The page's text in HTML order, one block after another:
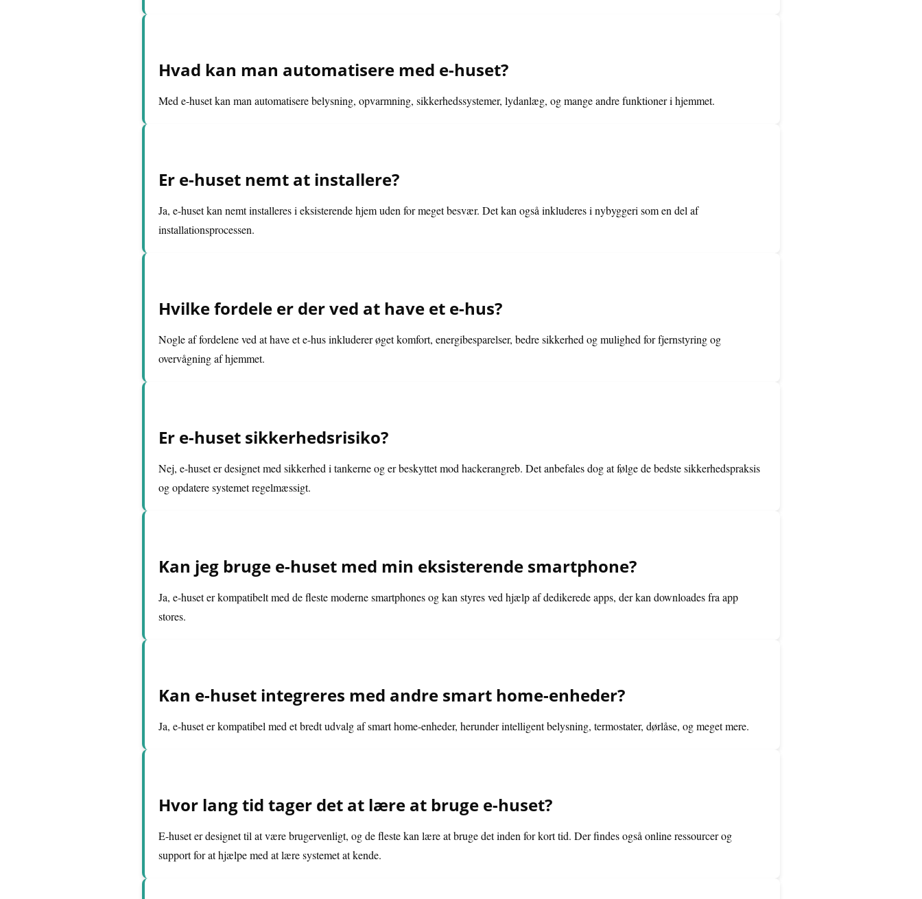
Hvad kan man automatisere med e-huset?
Med e-huset kan man automatisere belysning, opvarmning, sikkerhedssystemer, lydanlæg, og mange andre funktioner i hjemmet.
Er e-huset nemt at installere?
Ja, e-huset kan nemt installeres i eksisterende hjem uden for meget besvær. Det kan også inkluderes i nybyggeri som en del af
installationsprocessen.
Hvilke fordele er der ved at have et e-hus?
Nogle af fordelene ved at have et e-hus inkluderer øget komfort, energibesparelser, bedre sikkerhed og mulighed for fjernstyring og
overvågning af hjemmet.
Er e-huset sikkerhedsrisiko?
Nej, e-huset er designet med sikkerhed i tankerne og er beskyttet mod hackerangreb. Det anbefales dog at følge de bedste sikkerhedspraksis
og opdatere systemet regelmæssigt.
Kan jeg bruge e-huset med min eksisterende smartphone?
Ja, e-huset er kompatibelt med de fleste moderne smartphones og kan styres ved hjælp af dedikerede apps, der kan downloades fra app
stores.
Kan e-huset integreres med andre smart home-enheder?
Ja, e-huset er kompatibel med et bredt udvalg af smart home-enheder, herunder intelligent belysning, termostater, dørlåse, og meget mere.
Hvor lang tid tager det at lære at bruge e-huset?
E-huset er designet til at være brugervenligt, og de fleste kan lære at bruge det inden for kort tid. Der findes også online ressourcer og
support for at hjælpe med at lære systemet at kende.